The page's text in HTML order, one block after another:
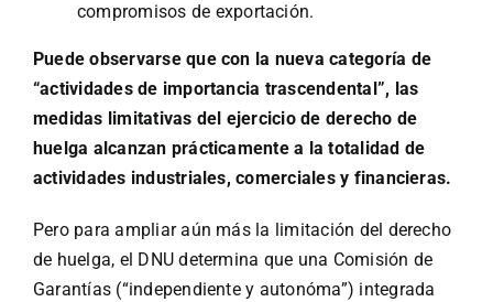
compromisos de exportación.
Puede observarse que con la nueva categoría de
“actividades de importancia trascendental”, las
medidas limitativas del ejercicio de derecho de
huelga alcanzan prácticamente a la totalidad de
actividades industriales, comerciales y financieras.
Pero para ampliar aún más la limitación del derecho
de huelga, el DNU determina que una Comisión de
Garantías (“independiente y autonóma”) integrada